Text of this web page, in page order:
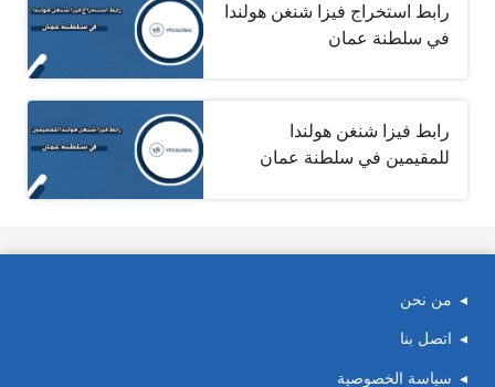
رابط استخراج فيزا شنغن هولندا
في سلطنة عمان
رابط فيزا شنغن هولندا
للمقيمين في سلطنة عمان
من نحن
اتصل بنا
سياسة الخصوصية